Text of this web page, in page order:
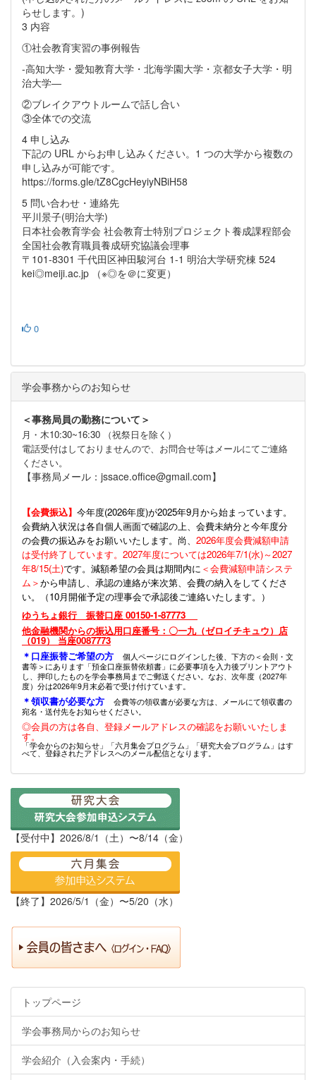
らせします。)
3 内容
①社会教育実習の事例報告
-高知大学・愛知教育大学・北海学園大学・京都女子大学・明
治大学―
②ブレイクアウトルームで話し合い
③全体での交流
4 申し込み
下記の URL からお申し込みください。1 つの大学から複数の
申し込みが可能です。
https://forms.gle/tZ8CgcHeyiyNBiH58
5 問い合わせ・連絡先
平川景子(明治大学)
日本社会教育学会 社会教育士特別プロジェクト養成課程部会
全国社会教育職員養成研究協議会理事
〒101-8301 千代田区神田駿河台 1-1 明治大学研究棟 524
kei◎meiji.ac.jp （※◎を＠に変更）
0
学会事務からのお知らせ
＜事務局員の勤務について＞
月・木10:30~16:30 （祝祭日を除く）
電話受付はしておりませんので、お問合せ等はメールにてご連絡
ください。
【事務局メール：jssace.office@gmail.com】
【会費振込】 今年度(2026年度)が2025年9月から始まっています。
会費納入状況は各自個人画面で確認の上、会費未納分と今年度分
の会費の振込みをお願いいたします。尚、 2026年度会費減額申請
は受付終了しています。2027年度については2026年7/1(水)～2027
年8/15(土)です。減額希望の会員は期間内に ＜会費減額申請システ
ム＞から申請し、承認の連絡が来次第、会費の納入をしてくださ
い。（10月開催予定の理事会で承認後ご連絡いたします。）
ゆうちょ銀行 振替口座 00150-1-87773
他金融機関からの振込用口座番号：〇一九（ゼロイチキュウ）店
（019） 当座0087773
＊口座振替ご希望の方
個人ページにログインした後、下方の＜会則・文
書等＞にあります「預金口座振替依頼書」に必要事項を入力後プリントアウト
し、押印したものを学会事務局までご郵送ください。なお、次年度（2027年
度）分は2026年9月末必着で受け付けています。
＊領収書が必要な方
会費等の領収書が必要な方は、メールにて領収書の
宛名・送付先をお知らせください。
◎会員の方は各自、登録メールアドレスの確認をお願いいたしま
す。
「学会からのお知らせ」「六月集会プログラム」「研究大会プログラム」はす
べて、登録されたアドレスへのメール配信となります。
【受付中】2026/8/1（土）〜8/14（金）
【終了】2026/5/1（金）〜5/20（水）
トップページ
学会事務局からのお知らせ
学会紹介（入会案内・手続）